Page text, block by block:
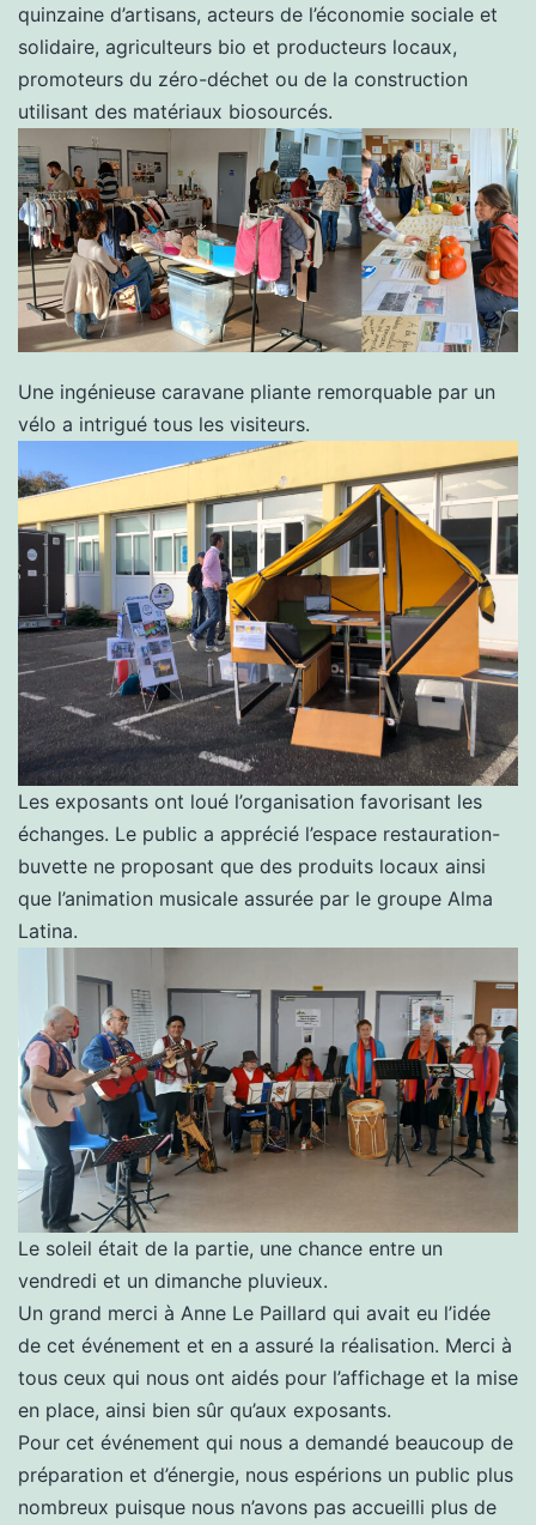
quinzaine d’artisans, acteurs de l’économie sociale et
solidaire, agriculteurs bio et producteurs locaux,
promoteurs du zéro-déchet ou de la construction
utilisant des matériaux biosourcés.
Une ingénieuse caravane pliante remorquable par un
vélo a intrigué tous les visiteurs.
Les exposants ont loué l’organisation favorisant les
échanges. Le public a apprécié l’espace restauration-
buvette ne proposant que des produits locaux ainsi
que l’animation musicale assurée par le groupe Alma
Latina.
Le soleil était de la partie, une chance entre un
vendredi et un dimanche pluvieux.
Un grand merci à Anne Le Paillard qui avait eu l’idée
de cet événement et en a assuré la réalisation. Merci à
tous ceux qui nous ont aidés pour l’affichage et la mise
en place, ainsi bien sûr qu’aux exposants.
Pour cet événement qui nous a demandé beaucoup de
préparation et d’énergie, nous espérions un public plus
nombreux puisque nous n’avons pas accueilli plus de